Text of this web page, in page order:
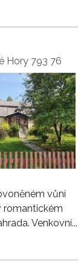
Hory 793 76
vůní
romantickém
Venkovní...